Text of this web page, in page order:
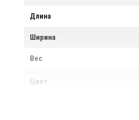
Длина
Ширина
Вес
Цвет